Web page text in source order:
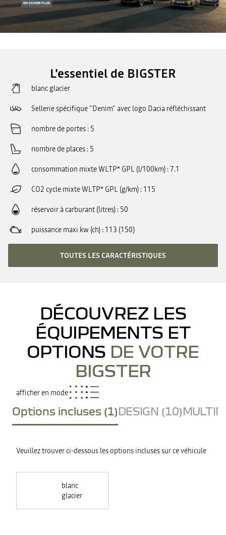
L'essentiel de BIGSTER
blanc glacier
Sellerie spécifique "Denim" avec logo Dacia réfléchissant
nombre de portes 5
nombre de places 5
consommation mixte WLTP* GPL (l/100km) 7.1
CO2 cycle mixte WLTP* GPL (g/km) 115
réservoir à carburant (litres) 50
puissance maxi kw (ch) 113 (150)
TOUTES LES CARACTÉRISTIQUES
DÉCOUVREZ LES
ÉQUIPEMENTS ET
OPTIONS DE VOTRE
BIGSTER
afficher en mode
Options incluses (1)DESIGN (10)
Veuillez trouver ci-dessous les options incluses sur ce véhicule
blanc
glacier